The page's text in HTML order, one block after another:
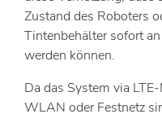
Zustand des Roboters
Tintenbehälter sofort
werden können.
Da das System via
WLAN oder Festnetz